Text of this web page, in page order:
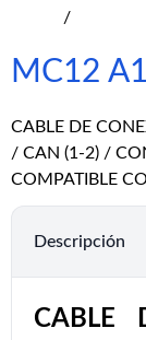
/
MC12
CABLE DE
/ CAN (1-2) /
COMPATIBLE
Descripción
CABLE